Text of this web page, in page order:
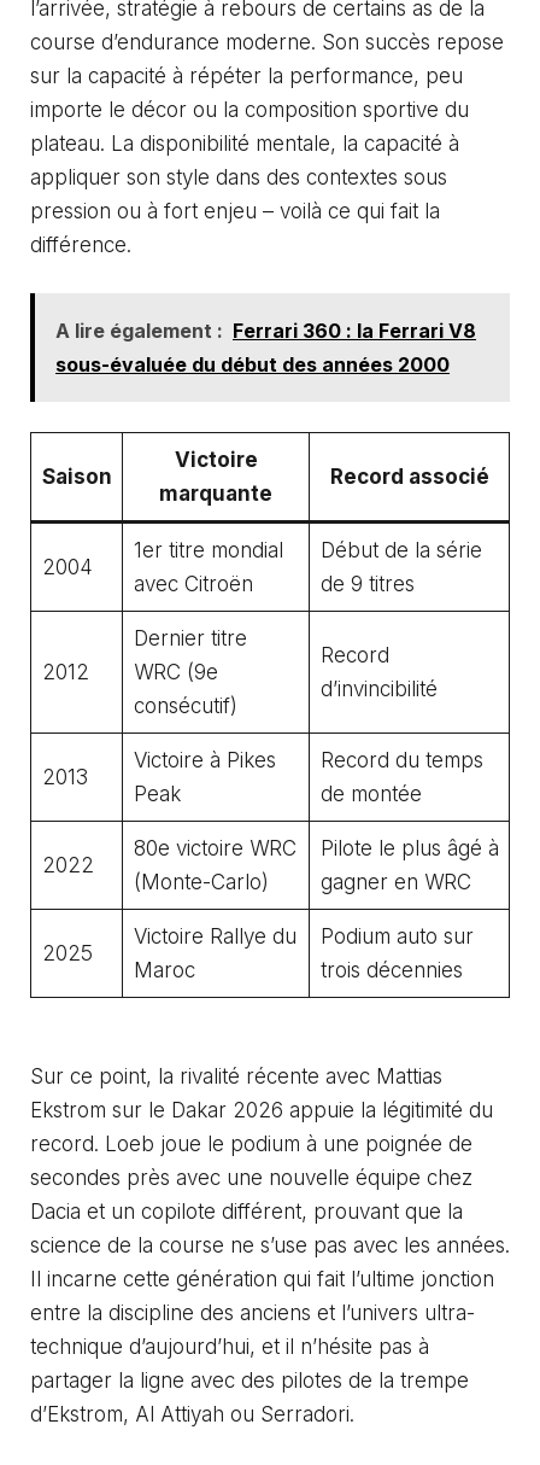
l’arrivée, stratégie à rebours de certains as de la
course d’endurance moderne. Son succès repose
sur la capacité à répéter la performance, peu
importe le décor ou la composition sportive du
plateau. La disponibilité mentale, la capacité à
appliquer son style dans des contextes sous
pression ou à fort enjeu – voilà ce qui fait la
différence.
A lire également : Ferrari 360 : la Ferrari V8
sous-évaluée du début des années 2000
Saison
Victoire
marquante
Record associé
2004
1er titre mondial
avec Citroën
Début de la série
de 9 titres
2012
Dernier titre
WRC (9e
consécutif)
Record
d’invincibilité
2013
Victoire à Pikes
Peak
Record du temps
de montée
2022
80e victoire WRC
(Monte-Carlo)
Pilote le plus âgé à
gagner en WRC
2025
Victoire Rallye du
Maroc
Podium auto sur
trois décennies
Sur ce point, la rivalité récente avec Mattias
Ekstrom sur le Dakar 2026 appuie la légitimité du
record. Loeb joue le podium à une poignée de
secondes près avec une nouvelle équipe chez
Dacia et un copilote différent, prouvant que la
science de la course ne s’use pas avec les années.
Il incarne cette génération qui fait l’ultime jonction
entre la discipline des anciens et l’univers ultra-
technique d’aujourd’hui, et il n’hésite pas à
partager la ligne avec des pilotes de la trempe
d’Ekstrom, Al Attiyah ou Serradori.